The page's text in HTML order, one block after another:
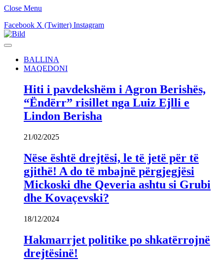
Close Menu
Facebook X (Twitter) Instagram
BALLINA
MAQEDONI
Hiti i pavdekshëm i Agron Berishës,
“Ëndërr” risillet nga Luiz Ejlli e
Lindon Berisha
21/02/2025
Nëse është drejtësi, le të jetë për të
gjithë! A do të mbajnë përgjegjësi
Mickoski dhe Qeveria ashtu si Grubi
dhe Kovaçevski?
18/12/2024
Hakmarrjet politike po shkatërrojnë
drejtësinë!